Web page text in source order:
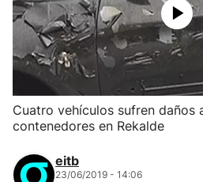
Cuatro vehículos sufren daños
contenedores en Rekalde
eitb
23/06/2019 - 14:06